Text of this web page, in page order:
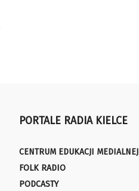
PORTALE RADIA KIELCE
CENTRUM EDUKACJI MEDIALNEJ
FOLK RADIO
PODCASTY